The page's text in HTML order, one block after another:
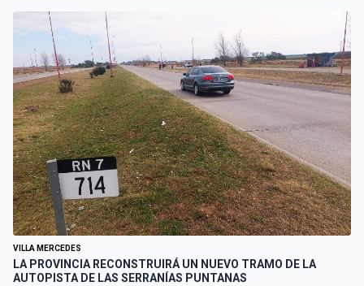
VILLA MERCEDES
LA PROVINCIA RECONSTRUIRÁ UN NUEVO TRAMO DE LA
AUTOPISTA DE LAS SERRANÍAS PUNTANAS